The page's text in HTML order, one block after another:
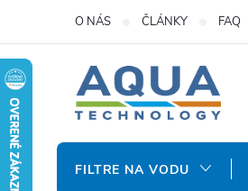
obsah
O NÁS ČLÁNKY FAQ
FILTRE NA VODU